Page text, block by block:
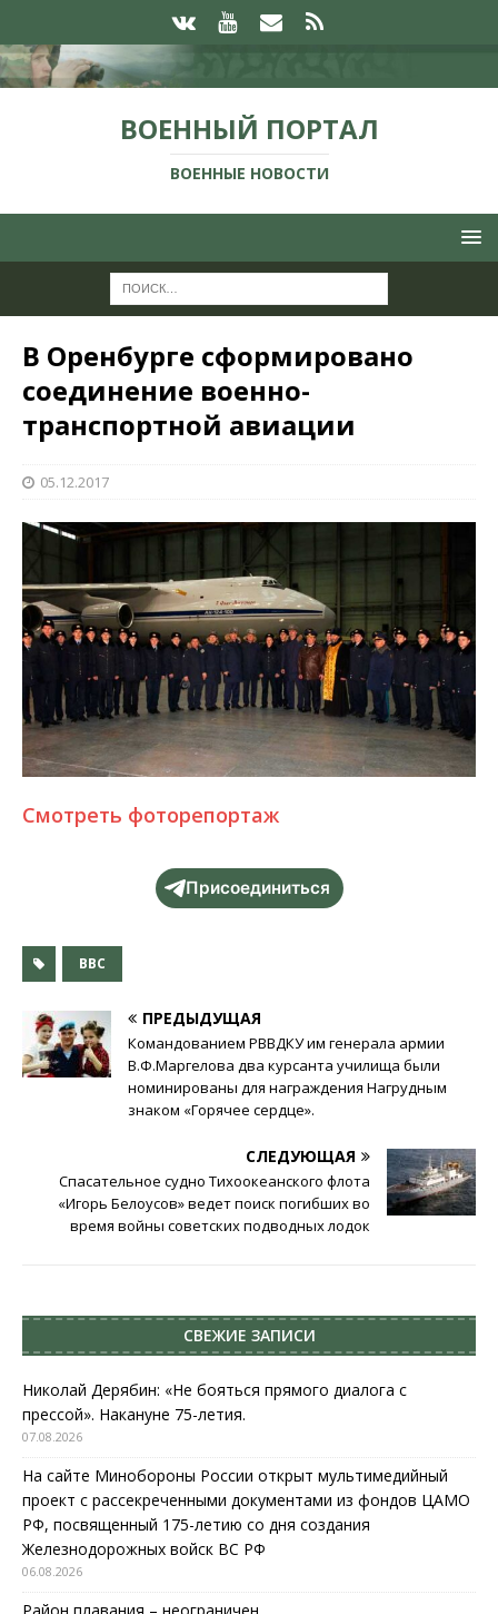
ВОЕННЫЙ ПОРТАЛ
ВОЕННЫЕ НОВОСТИ
В Оренбурге сформировано
соединение военно-
транспортной авиации
05.12.2017
Смотреть фоторепортаж
Присоединиться
ВВС
ПРЕДЫДУЩАЯ
Командованием РВВДКУ им генерала армии
В.Ф.Маргелова два курсанта училища были
номинированы для награждения Нагрудным
знаком «Горячее сердце».
СЛЕДУЮЩАЯ
Спасательное судно Тихоокеанского флота
«Игорь Белоусов» ведет поиск погибших во
время войны советских подводных лодок
СВЕЖИЕ ЗАПИСИ
Николай Дерябин: «Не бояться прямого диалога с
прессой». Накануне 75-летия.
07.08.2026
На сайте Минобороны России открыт мультимедийный
проект с рассекреченными документами из фондов ЦАМО
РФ, посвященный 175-летию со дня создания
Железнодорожных войск ВС РФ
06.08.2026